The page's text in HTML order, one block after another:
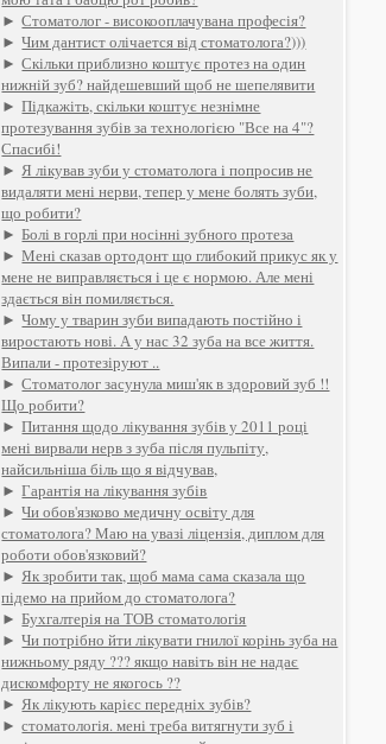
►Стоматолог - високооплачувана професія?
►Чим дантист олічается від стоматолога?)))
►Скільки приблизно коштує протез на один
нижній зуб? найдешевший щоб не шепелявити
►Підкажіть, скільки коштує незнімне
протезування зубів за технологією "Все на 4"?
Спасибі!
►Я лікував зуби у стоматолога і попросив не
видаляти мені нерви, тепер у мене болять зуби,
що робити?
►Болі в горлі при носінні зубного протеза
►Мені сказав ортодонт що глибокий прикус як у
мене не виправляється і це є нормою. Але мені
здається він помиляється.
►Чому у тварин зуби випадають постійно і
виростають нові. А у нас 32 зуба на все життя.
Випали - протезіруют ..
►Стоматолог засунула миш'як в здоровий зуб !!
Що робити?
►Питання щодо лікування зубів у 2011 році
мені вирвали нерв з зуба після пульпіту,
найсильніша біль що я відчував,
►Гарантія на лікування зубів
►Чи обов'язково медичну освіту для
стоматолога? Маю на увазі ліцензія, диплом для
роботи обов'язковий?
►Як зробити так, щоб мама сама сказала що
підемо на прийом до стоматолога?
►Бухгалтерія на ТОВ стоматологія
►Чи потрібно йти лікувати гнилої корінь зуба на
нижньому ряду ??? якщо навіть він не надає
дискомфорту не якогось ??
►Як лікують карієс передніх зубів?
►стоматологія. мені треба витягнути зуб і